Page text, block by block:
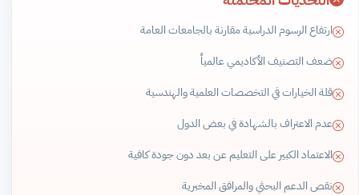
ارتفاع الرسوم الدراسية مقارنة بالجامعات العامة
ضعف التصنيف الأكاديمي عالمياً
قلة الخيارات في التخصصات العلمية والهندسية
عدم الاعتراف بالشهادة في بعض الدول
الاعتماد الكبير على التعليم عن بعد دون جودة كافية
نقص الدعم البحثي والمرافق المخبرية